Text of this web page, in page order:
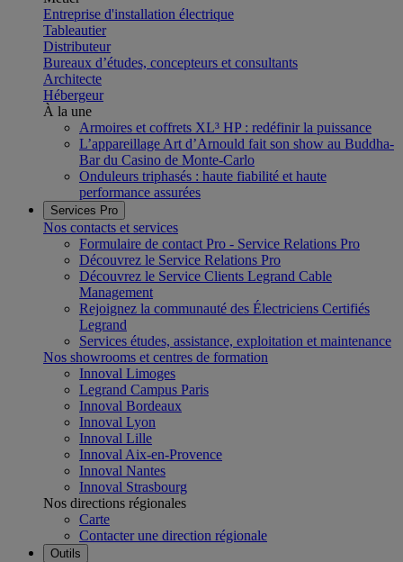
Entreprise d'installation électrique
Tableautier
Distributeur
Bureaux d’études, concepteurs et consultants
Architecte
Hébergeur
À la une
Armoires et coffrets XL³ HP : redéfinir la puissance
L’appareillage Art d’Arnould fait son show au Buddha-
Bar du Casino de Monte-Carlo
Onduleurs triphasés : haute fiabilité et haute
performance assurées
Services Pro
Nos contacts et services
Formulaire de contact Pro - Service Relations Pro
Découvrez le Service Relations Pro
Découvrez le Service Clients Legrand Cable
Management
Rejoignez la communauté des Électriciens Certifiés
Legrand
Services études, assistance, exploitation et maintenance
Nos showrooms et centres de formation
Innoval Limoges
Legrand Campus Paris
Innoval Bordeaux
Innoval Lyon
Innoval Lille
Innoval Aix-en-Provence
Innoval Nantes
Innoval Strasbourg
Nos directions régionales
Carte
Contacter une direction régionale
Outils